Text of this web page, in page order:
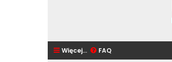
Więcej… FAQ